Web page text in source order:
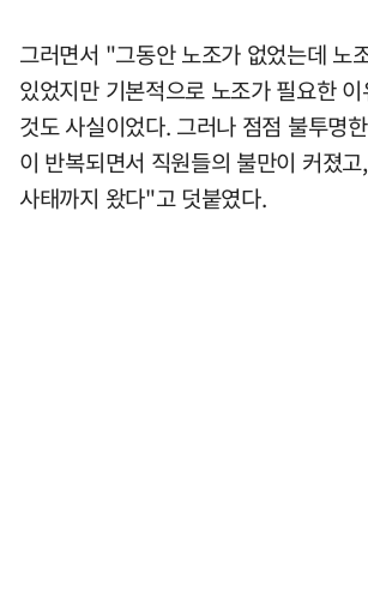
그러면서 "그동안 노조가 없었는데 노
있었지만 기본적으로 노조가 필요한
것도 사실이었다. 그러나 점점 불투명
이 반복되면서 직원들의 불만이 커졌
사태까지 왔다"고 덧붙였다.